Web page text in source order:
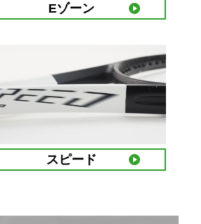
Eゾーン
スピード